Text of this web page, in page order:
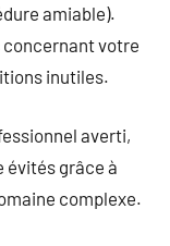
amiable).
concernant votre
inutiles.
averti,
évités grâce à
complexe.